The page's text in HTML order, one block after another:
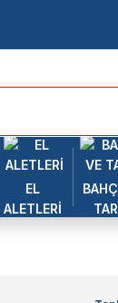
EL
ALETLERİ